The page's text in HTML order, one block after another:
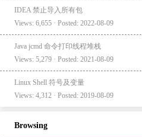
IDEA 禁止导入所有包
Views: 6,655 · Posted: 2022-08-09
Java jcmd 命令打印线程堆栈
Views: 5,279 · Posted: 2021-08-09
Linux Shell 符号及变量
Views: 4,312 · Posted: 2019-08-09
Browsing